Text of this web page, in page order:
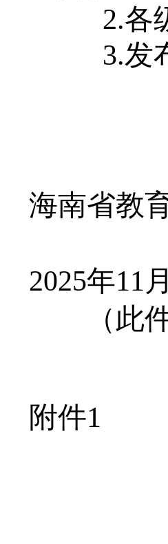
2.各
3.发
海南省教
2025年11
（此件
附件1